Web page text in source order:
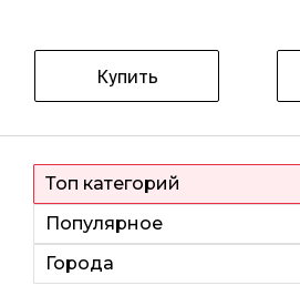
Купить
Топ категорий
Популярное
Города